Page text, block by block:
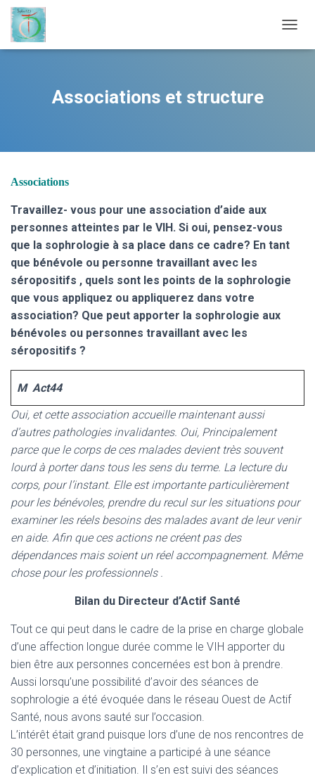
Associations et structure
Associations
Travaillez- vous pour une association d’aide aux
personnes atteintes par le VIH. Si oui, pensez-vous
que la sophrologie à sa place dans ce cadre? En tant
que bénévole ou personne travaillant avec les
séropositifs , quels sont les points de la sophrologie
que vous appliquez ou appliquerez dans votre
association? Que peut apporter la sophrologie aux
bénévoles ou personnes travaillant avec les
séropositifs ?
M Act44
Oui, et cette association accueille maintenant aussi
d’autres pathologies invalidantes. Oui, Principalement
parce que le corps de ces malades devient très souvent
lourd à porter dans tous les sens du terme. La lecture du
corps, pour l’instant. Elle est importante particulièrement
pour les bénévoles, prendre du recul sur les situations pour
examiner les réels besoins des malades avant de leur venir
en aide. Afin que ces actions ne créent pas des
dépendances mais soient un réel accompagnement. Même
chose pour les professionnels .
Bilan du Directeur d’Actif Santé
Tout ce qui peut dans le cadre de la prise en charge globale
d’une affection longue durée comme le VIH apporter du
bien être aux personnes concernées est bon à prendre.
Aussi lorsqu’une possibilité d’avoir des séances de
sophrologie a été évoquée dans le réseau Ouest de Actif
Santé, nous avons sauté sur l’occasion.
L’intérêt était grand puisque lors d’une de nos rencontres de
30 personnes, une vingtaine a participé à une séance
d’explication et d’initiation. Il s’en est suivi des séances